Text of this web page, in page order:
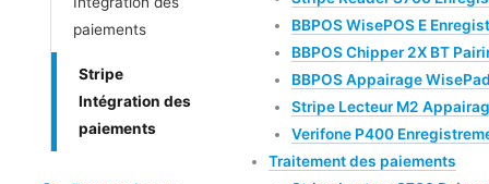
paiements
Stripe
Intégration des
paiements
BBPOS WisePOS E
BBPOS Chipper 2X BT
BBPOS Appairage
Stripe Lecteur M2
Verifone P400
Traitement des paiements